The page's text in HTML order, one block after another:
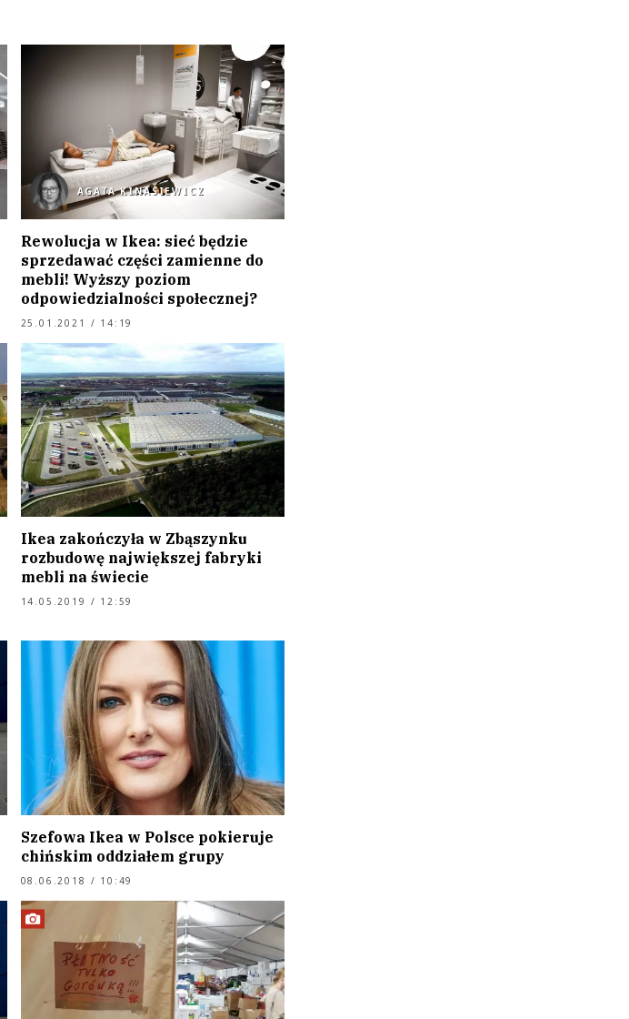
AGATA KINASIEWICZ
Rewolucja w Ikea: sieć będzie
sprzedawać części zamienne do
mebli! Wyższy poziom
odpowiedzialności społecznej?
25.01.2021 / 14:19
Ikea zakończyła w Zbąszynku
rozbudowę największej fabryki
mebli na świecie
14.05.2019 / 12:59
Szefowa Ikea w Polsce pokieruje
chińskim oddziałem grupy
08.06.2018 / 10:49